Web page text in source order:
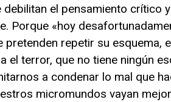
el pensamiento crítico
Porque «hoy
pretenden repetir su esquema,
el terror, que no tiene ningún
a condenar lo mal que
micromundos vayan